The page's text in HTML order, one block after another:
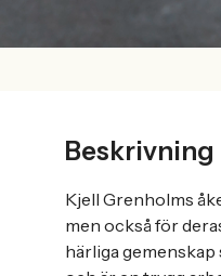
Beskrivning
Kjell Grenholms
men också för
härliga